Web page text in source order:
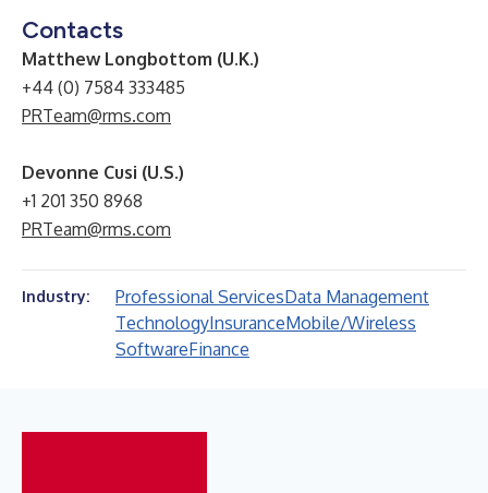
Contacts
Matthew Longbottom (U.K.)
+44 (0) 7584 333485
PRTeam@rms.com
Devonne Cusi (U.S.)
+1 201 350 8968
PRTeam@rms.com
Industry: Professional ServicesData Management
TechnologyInsuranceMobile/Wireless
SoftwareFinance